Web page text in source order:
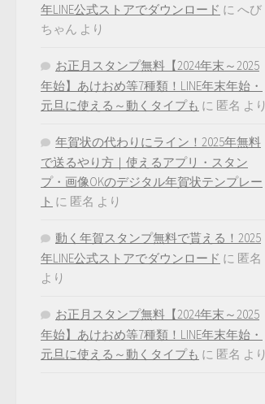
年LINE公式ストアでダウンロード に へび
ちゃん より
お正月スタンプ無料【2024年末～2025
年始】あけおめ等7種類！LINE年末年始・
元旦に使える～動くタイプも に 匿名 より
年賀状の代わりにライン！2025年無料
で送るやり方｜使えるアプリ・スタン
プ・画像OKのデジタル年賀状テンプレー
ト に 匿名 より
動く年賀スタンプ無料で貰える！2025
年LINE公式ストアでダウンロード に 匿名
より
お正月スタンプ無料【2024年末～2025
年始】あけおめ等7種類！LINE年末年始・
元旦に使える～動くタイプも に 匿名 より